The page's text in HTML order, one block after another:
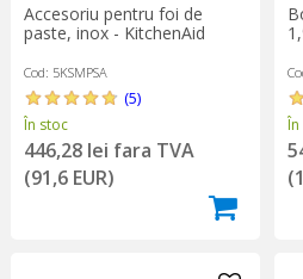
Accesoriu pentru foi de
paste, inox - KitchenAid
Cod: 5KSMPSA
(5)
În stoc
446,28 lei fara TVA
(91,6 EUR)